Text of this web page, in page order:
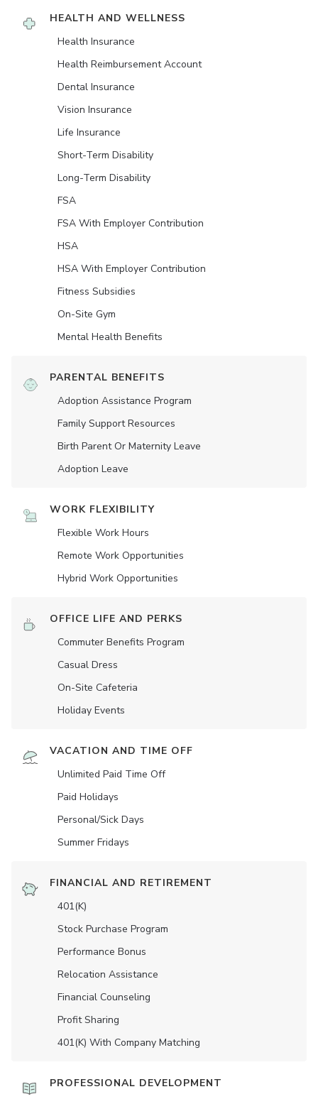
HEALTH AND WELLNESS
Health Insurance
Health Reimbursement Account
Dental Insurance
Vision Insurance
Life Insurance
Short-Term Disability
Long-Term Disability
FSA
FSA With Employer Contribution
HSA
HSA With Employer Contribution
Fitness Subsidies
On-Site Gym
Mental Health Benefits
PARENTAL BENEFITS
Adoption Assistance Program
Family Support Resources
Birth Parent Or Maternity Leave
Adoption Leave
WORK FLEXIBILITY
Flexible Work Hours
Remote Work Opportunities
Hybrid Work Opportunities
OFFICE LIFE AND PERKS
Commuter Benefits Program
Casual Dress
On-Site Cafeteria
Holiday Events
VACATION AND TIME OFF
Unlimited Paid Time Off
Paid Holidays
Personal/Sick Days
Summer Fridays
FINANCIAL AND RETIREMENT
401(K)
Stock Purchase Program
Performance Bonus
Relocation Assistance
Financial Counseling
Profit Sharing
401(K) With Company Matching
PROFESSIONAL DEVELOPMENT